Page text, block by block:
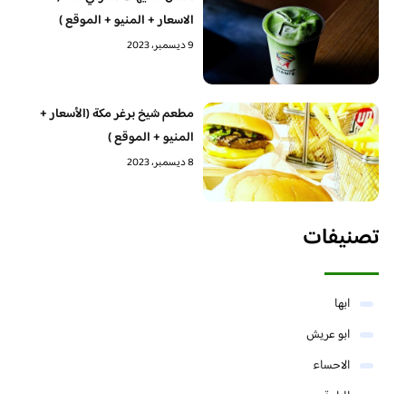
الاسعار + المنيو + الموقع )
9 ديسمبر، 2023
مطعم شيخ برغر مكة (الأسعار +
المنيو + الموقع )
8 ديسمبر، 2023
تصنيفات
ابها
ابو عريش
الاحساء